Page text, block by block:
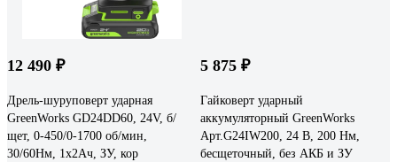
12 490 ₽
Дрель-шуруповерт ударная
GreenWorks GD24DD60, 24V, б/
щет, 0-450/0-1700 об/мин,
30/60Нм, 1x2Ач, ЗУ, кор
5 875 ₽
Гайковерт ударный
аккумуляторный GreenWorks
Арт.G24IW200, 24 В, 200 Нм,
бесщеточный, без АКБ и ЗУ